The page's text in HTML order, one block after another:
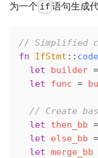
为一个 if 语句生成
// Simplified
fn IfStmt ::
  let
builder =
  let
func =
// Create
  let
then_bb =
  let
else_bb =
  let
merge_bb